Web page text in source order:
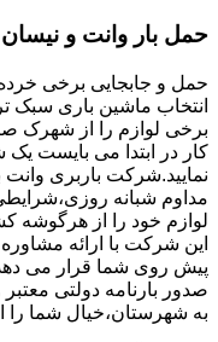
حمل بار وانت و
حمل و جابجایی برخی
انتخاب ماشین باری سبک
برخی لوازم را از شهرک
کار در ابتدا می بایست یک
نمایید.شرکت باربری
مداوم شبانه
لوازم خود را از هرگوشه
این شرکت با ارائه
پیش روی شما قرار می
صدور بارنامه دولتی
به شهرستان،خیال شما را